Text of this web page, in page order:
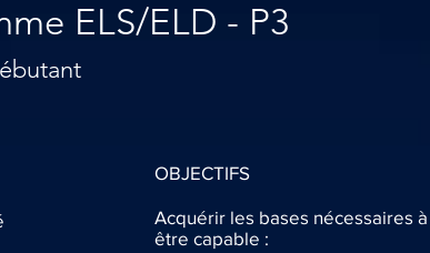
ELS/ELD - P3
OBJECTIFS
Acquérir les bases nécessaires
être capable :